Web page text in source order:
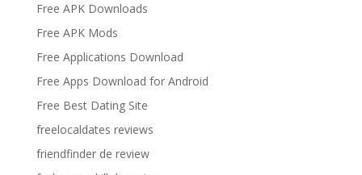
Free APK Downloads
Free APK Mods
Free Applications Download
Free Apps Download for Android
Free Best Dating Site
freelocaldates reviews
friendfinder de review